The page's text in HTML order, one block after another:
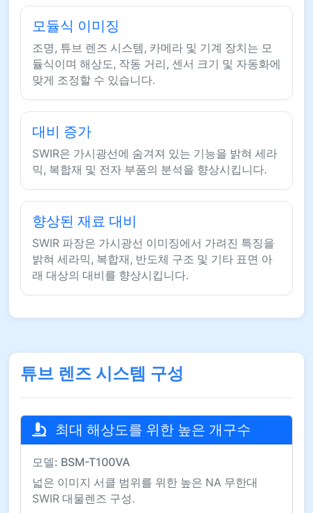
모듈식 이미징
조명, 튜브 렌즈 시스템, 카메라 및 기계 장치는 모
듈식이며 해상도, 작동 거리, 센서 크기 및 자동화에
맞게 조정할 수 있습니다.
대비 증가
SWIR은 가시광선에 숨겨져 있는 기능을 밝혀 세라
믹, 복합재 및 전자 부품의 분석을 향상시킵니다.
향상된 재료 대비
SWIR 파장은 가시광선 이미징에서 가려진 특징을
밝혀 세라믹, 복합재, 반도체 구조 및 기타 표면 아
래 대상의 대비를 향상시킵니다.
튜브 렌즈 시스템 구성
최대 해상도를 위한 높은 개구수
모델: BSM-T100VA
넓은 이미지 서클 범위를 위한 높은 NA 무한대
SWIR 대물렌즈 구성.